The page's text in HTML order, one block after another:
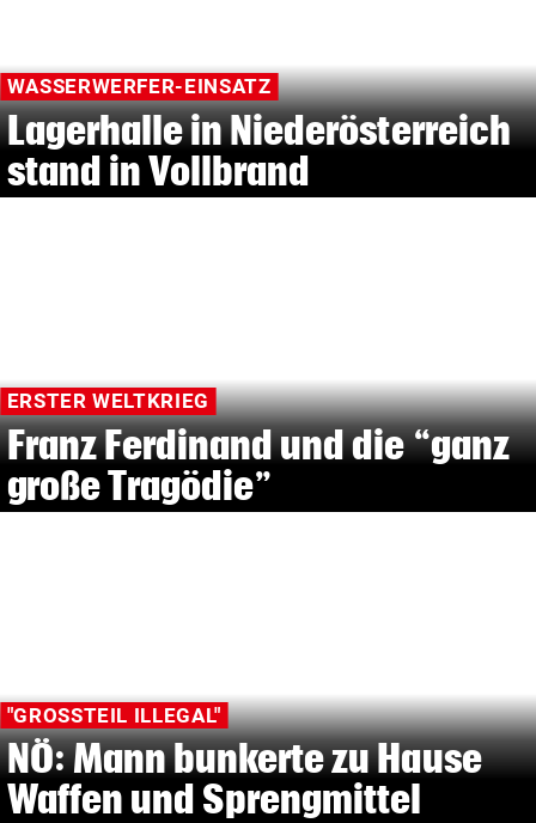
WASSERWERFER-EINSATZ
Lagerhalle in Niederösterreich
stand in Vollbrand
ERSTER WELTKRIEG
Franz Ferdinand und die “ganz
große Tragödie”
"GROSSTEIL ILLEGAL"
NÖ: Mann bunkerte zu Hause
Waffen und Sprengmittel